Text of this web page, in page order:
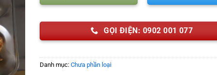
GỌI ĐIỆN: 0902 001 077
Danh mục:Chưa phần loại